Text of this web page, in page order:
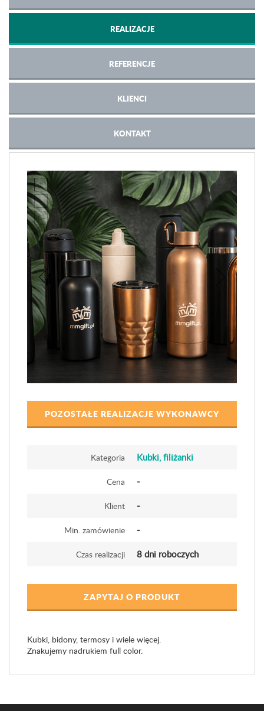
REALIZACJE
REFERENCJE
KLIENCI
KONTAKT
POZOSTAŁE REALIZACJE WYKONAWCY
Kategoria Kubki, filiżanki
Cena -
Klient -
Min. zamówienie -
Czas realizacji 8 dni roboczych
ZAPYTAJ O PRODUKT
Kubki, bidony, termosy i wiele więcej.
Znakujemy nadrukiem full color.